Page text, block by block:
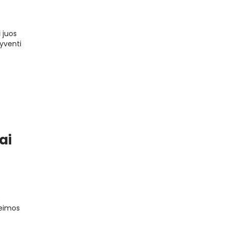
juos